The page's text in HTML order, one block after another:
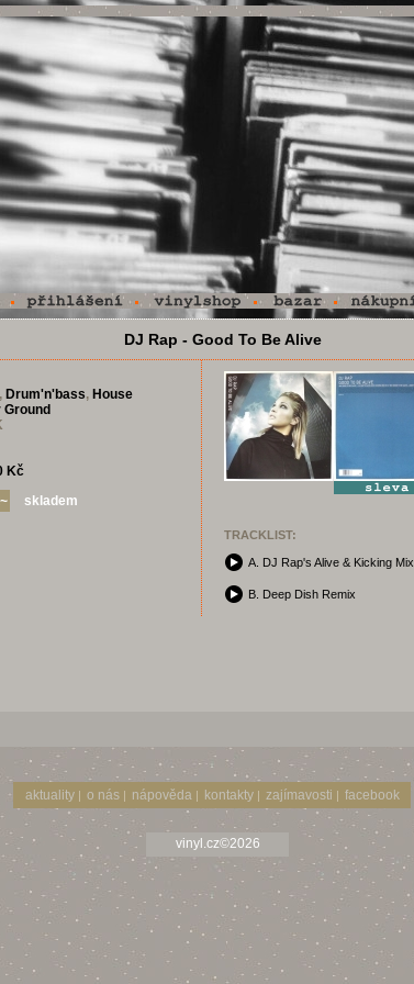
DJ Rap - Good To Be Alive
, Drum'n'bass, House
Ground
Kč
skladem
TRACKLIST:
A. DJ Rap's Alive & Kicking Mix
B. Deep Dish Remix
aktuality | o nás | nápověda | kontakty | zajímavosti | facebook
vinyl.cz©2026